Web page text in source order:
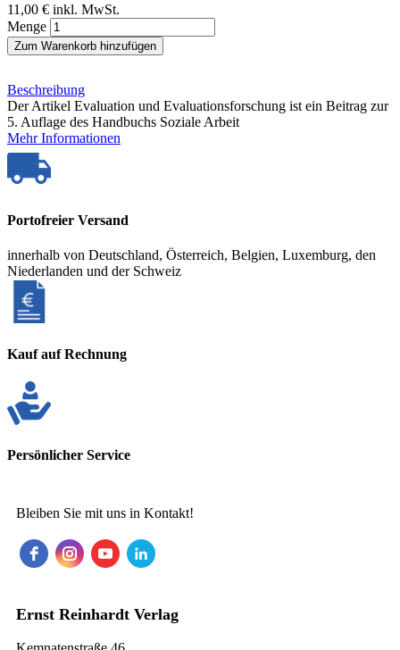
11,00 € inkl. MwSt.
Menge
Zum Warenkorb hinzufügen
Beschreibung
Der Artikel Evaluation und Evaluationsforschung ist ein Beitrag zur
5. Auflage des Handbuchs Soziale Arbeit
Mehr Informationen
Portofreier Versand
innerhalb von Deutschland, Österreich, Belgien, Luxemburg, den
Niederlanden und der Schweiz
Kauf auf Rechnung
Persönlicher Service
Bleiben Sie mit uns in Kontakt!
Ernst Reinhardt Verlag